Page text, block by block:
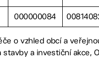
000000084
o vzhled obcí a
stavby a investiční akce,